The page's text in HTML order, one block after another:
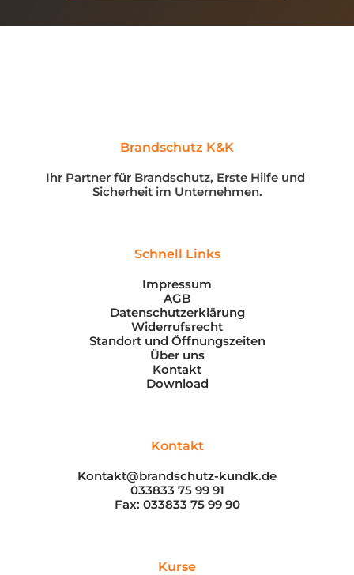
Brandschutz K&K
Ihr Partner für Brandschutz, Erste Hilfe und
Sicherheit im Unternehmen.
Schnell Links
Impressum
AGB
Datenschutzerklärung
Widerrufsrecht
Standort und Öffnungszeiten
Über uns
Kontakt
Download
Kontakt
Kontakt@brandschutz-kundk.de
033833 75 99 91
Fax: 033833 75 99 90
Kurse